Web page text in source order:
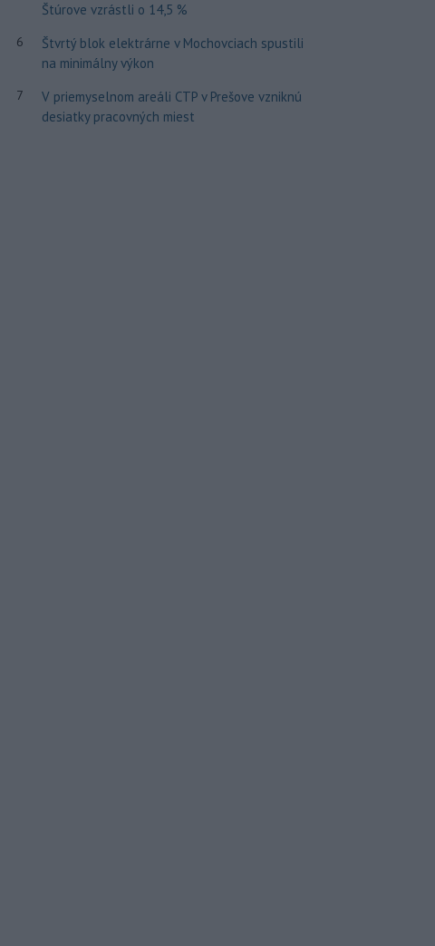
Štúrove vzrástli o 14,5 %
6
Štvrtý blok elektrárne v Mochovciach spustili
na minimálny výkon
7
V priemyselnom areáli CTP v Prešove vzniknú
desiatky pracovných miest